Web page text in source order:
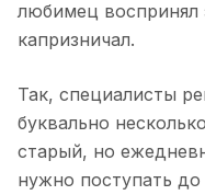
любимец воспринял
капризничал.
Так, специалисты
буквально
старый, но
нужно поступать